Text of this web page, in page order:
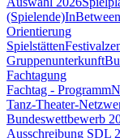
(Spielende)InBetween
Orientierung
Spielstätten
Gruppenunterkunft
Fachtagung
Fachtag - Programm
Tanz-Theater-
Bundeswettbewerb
Ausschreibung SDL